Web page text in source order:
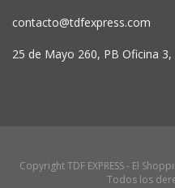
contacto@tdfexpress.com
25 de Mayo 260, PB Oficina
Copyright TDF EXPRESS - El
Todos los